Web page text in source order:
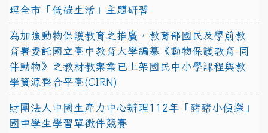
理全市「低碳生活」主題研習
為加強動物保護教育之推廣，教育部國民及學前教
育署委託國立臺中教育大學編纂《動物保護教育-同
伴動物》之教材教案業已上架國民中小學課程與教
學資源整合平臺(CIRN)
財團法人中國生產力中心辦理112年「豬豬小偵探」
國中學生學習單徵件競賽